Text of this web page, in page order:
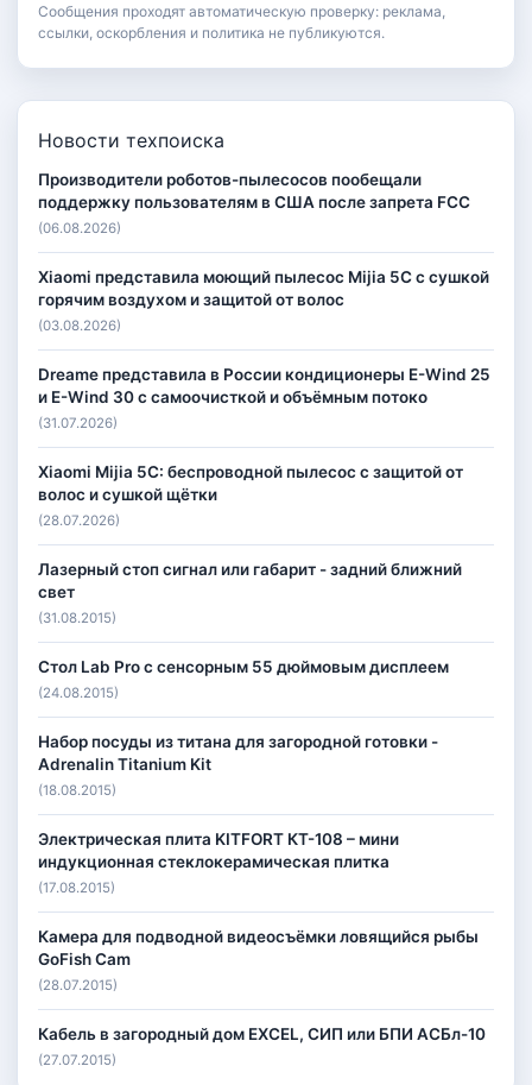
Сообщения проходят автоматическую проверку: реклама,
ссылки, оскорбления и политика не публикуются.
Новости техпоиска
Производители роботов-пылесосов пообещали
поддержку пользователям в США после запрета FCC
(06.08.2026)
Xiaomi представила моющий пылесос Mijia 5C с сушкой
горячим воздухом и защитой от волос
(03.08.2026)
Dreame представила в России кондиционеры E-Wind 25
и E-Wind 30 с самоочисткой и объёмным потоко
(31.07.2026)
Xiaomi Mijia 5C: беспроводной пылесос с защитой от
волос и сушкой щётки
(28.07.2026)
Лазерный стоп сигнал или габарит - задний ближний
свет
(31.08.2015)
Стол Lab Pro с сенсорным 55 дюймовым дисплеем
(24.08.2015)
Набор посуды из титана для загородной готовки -
Adrenalin Titanium Kit
(18.08.2015)
Электрическая плита KITFORT КТ-108 – мини
индукционная стеклокерамическая плитка
(17.08.2015)
Камера для подводной видеосъёмки ловящийся рыбы
GoFish Cam
(28.07.2015)
Кабель в загородный дом EXCEL, СИП или БПИ АСБл-10
(27.07.2015)